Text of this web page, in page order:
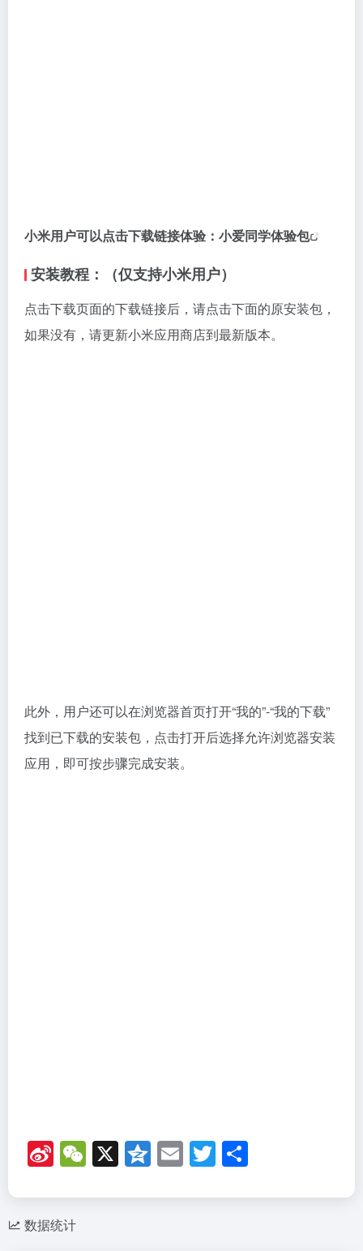
小米用户可以点击下载链接体验： 小爱同学体验包
安装教程：（仅支持小米用户）
点击下载页面的下载链接后，请点击下面的原安装包，
如果没有，请更新小米应用商店到最新版本。
此外，用户还可以在浏览器首页打开“我的”-“我的下载”
找到已下载的安装包，点击打开后选择允许浏览器安装
应用，即可按步骤完成安装。
Si
n
a
W
W
e
C
X Q
z
o
E
m
ail
T
wi
tt
数据统计